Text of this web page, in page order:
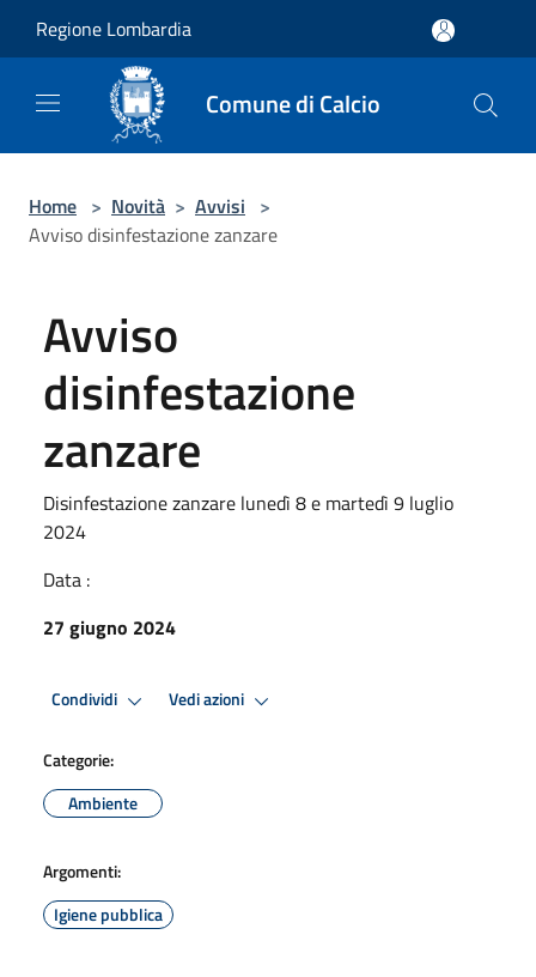
Regione Lombardia
Comune di Calcio
Home > Novità > Avvisi >
Avviso disinfestazione zanzare
Avviso
disinfestazione
zanzare
Disinfestazione zanzare lunedì 8 e martedì 9 luglio
2024
Data :
27 giugno 2024
Condividi Vedi azioni
Categorie:
Ambiente
Argomenti:
Igiene pubblica